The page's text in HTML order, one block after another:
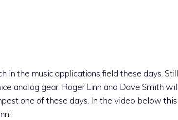
in the music applications field these days.
analog gear. Roger Linn and Dave Smith
one of these days. In the video below